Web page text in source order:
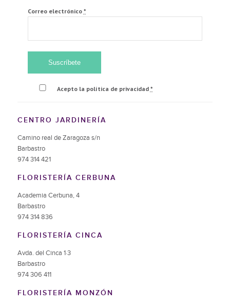
Correo electrónico *
Acepto la política de privacidad *
CENTRO JARDINERÍA
Camino real de Zaragoza s/n
Barbastro
974 314 421
FLORISTERÍA CERBUNA
Academia Cerbuna, 4
Barbastro
974 314 836
FLORISTERÍA CINCA
Avda. del Cinca 1·3
Barbastro
974 306 411
FLORISTERÍA MONZÓN